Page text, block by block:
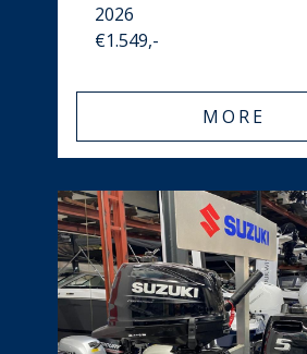
2026
€1.549,-
MORE